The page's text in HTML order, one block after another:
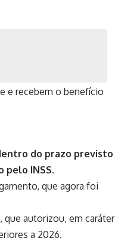
e recebem o benefício
do prazo previsto
pelo INSS.
que agora foi
que autorizou, em caráter
a 2026.